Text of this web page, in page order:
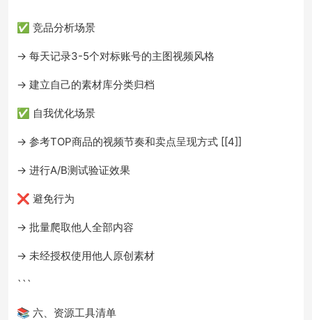
✅ 竞品分析场景
→ 每天记录3-5个对标账号的主图视频风格
→ 建立自己的素材库分类归档
✅ 自我优化场景
→ 参考TOP商品的视频节奏和卖点呈现方式 [[4]]
→ 进行A/B测试验证效果
❌ 避免行为
→ 批量爬取他人全部内容
→ 未经授权使用他人原创素材
```
📚 六、资源工具清单